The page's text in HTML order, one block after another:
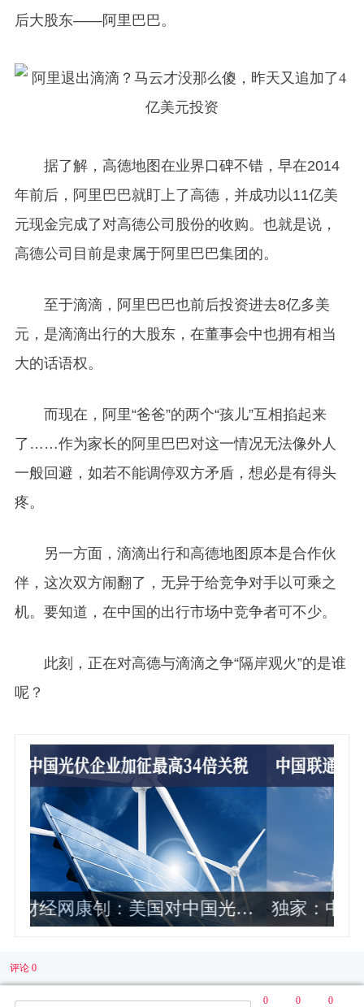
后大股东——阿里巴巴。
据了解，高德地图在业界口碑不错，早在2014
年前后，阿里巴巴就盯上了高德，并成功以11亿美
元现金完成了对高德公司股份的收购。也就是说，
高德公司目前是隶属于阿里巴巴集团的。
至于滴滴，阿里巴巴也前后投资进去8亿多美
元，是滴滴出行的大股东，在董事会中也拥有相当
大的话语权。
而现在，阿里“爸爸”的两个“孩儿”互相掐起来
了……作为家长的阿里巴巴对这一情况无法像外人
一般回避，如若不能调停双方矛盾，想必是有得头
疼。
另一方面，滴滴出行和高德地图原本是合作伙
伴，这次双方闹翻了，无异于给竞争对手以可乘之
机。要知道，在中国的出行市场中竞争者可不少。
此刻，正在对高德与滴滴之争“隔岸观火”的是谁
呢？
独家：中国联通2024年各省公司政企
评论 0
0 0 0